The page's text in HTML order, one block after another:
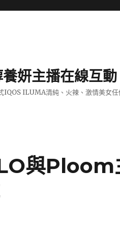
妍主播在線互動
IQOS ILUMA清純、火辣、激情美女任
與Ploom